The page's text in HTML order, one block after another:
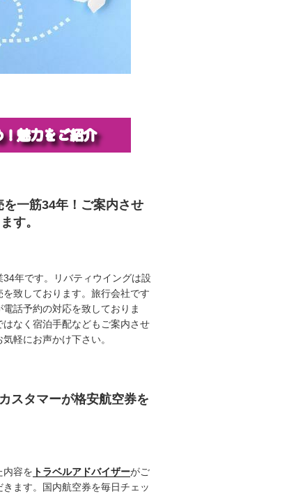
を一筋34年！ご案内させ
す。
年です。リバティウイングは設
を致しております。旅行会社です
話予約の対応を致しておりま
なく宿泊手配などもご案内させ
軽にお声かけ下さい。
スタマーが格安航空券を
内容を トラベルアドバイザーがご
ます。国内航空券を毎日チェッ